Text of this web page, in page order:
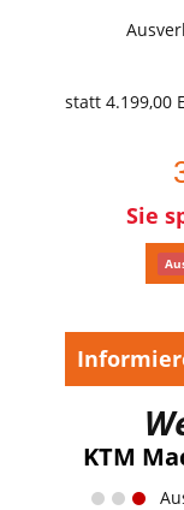
statt 4.199,00
Sie
KTM